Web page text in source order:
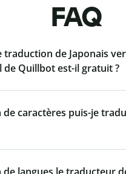
FAQ
traduction de Japonais
de Quillbot est-il gratuit ?
de caractères puis-je